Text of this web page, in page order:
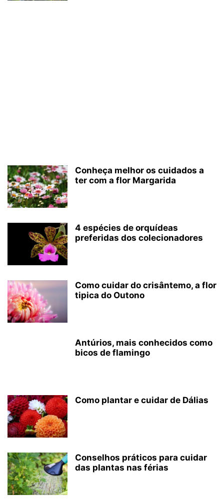
Conheça melhor os cuidados a
ter com a flor Margarida
4 espécies de orquídeas
preferidas dos colecionadores
Como cuidar do crisântemo, a flor
tipica do Outono
Antúrios, mais conhecidos como
bicos de flamingo
Como plantar e cuidar de Dálias
Conselhos práticos para cuidar
das plantas nas férias